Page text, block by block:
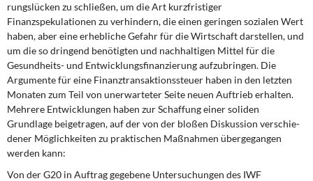
Memo-Gruppe
Institut Solidarische Moderne
Rosa-Luxemburg-Stiftung
Über mich
Kontakt
rungslücken zu schließen, um die Art kurzfristiger
Finanzspekulationen zu verhindern, die einen geringen sozialen Wert
haben, aber eine erhebliche Gefahr für die Wirtschaft darstellen, und
um die so dringend benötigten und nachhaltigen Mittel für die
Gesundheits- und Entwicklungsfinan­zierung aufzubringen. Die
Argumente für eine Finanztransaktionssteuer haben in den letzten
Mo­naten zum Teil von unerwarteter Seite neuen Auftrieb erhalten.
Mehrere Entwicklungen haben zur Schaffung einer soliden
Grundlage beigetragen, auf der von der bloßen Diskussion verschie­
dener Möglichkeiten zu praktischen Maßnahmen übergegangen
werden kann:
Von der G20 in Auftrag gegebene Untersuchungen des IWF